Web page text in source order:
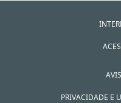
PRIVACIDADE E